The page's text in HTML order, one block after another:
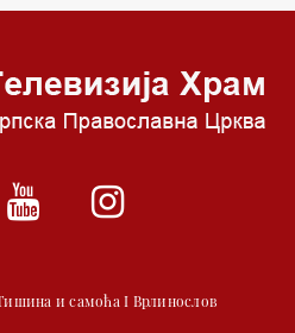
на сваки пун сат
и самоћа I Врлинослов